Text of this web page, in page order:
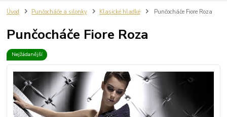
Úvod Punčocháče a silonky Klasické hladké Punčocháče Fiore Roza
Punčocháče Fiore Roza
Nejžádanější